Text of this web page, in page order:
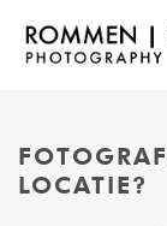
LOCATIE?